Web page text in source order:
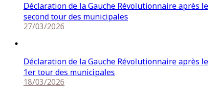
Déclaration de la Gauche Révolutionnaire après le
second tour des municipales
27/03/2026
Déclaration de la Gauche Révolutionnaire après le
1er tour des municipales
18/03/2026